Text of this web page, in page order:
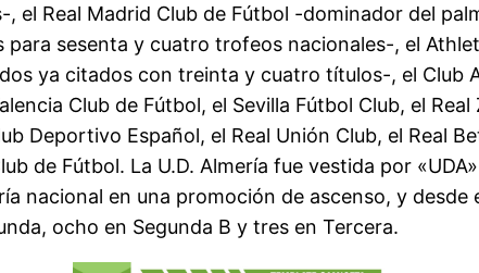
el Real Madrid Club de Fútbol -dominador del
sesenta y cuatro trofeos nacionales-, el
ya citados con treinta y cuatro títulos-, el Club
Club de Fútbol, el Sevilla Fútbol Club, el
Deportivo Español, el Real Unión Club, el Real
de Fútbol. La U.D. Almería fue vestida por
nacional en una promoción de ascenso, y
ocho en Segunda B y tres en Tercera.